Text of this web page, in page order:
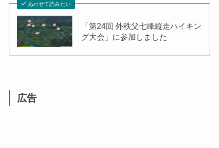
あわせて読みたい
「第24回 外秩父七峰縦走ハイキン
グ大会」に参加しました
広告